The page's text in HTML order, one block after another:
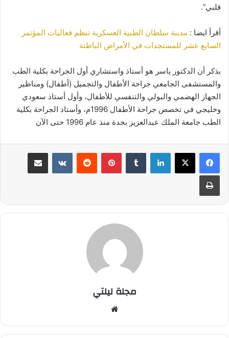
قلبي”.
أقرأ ايضا : مدينة سلطان الطبية العسكرية تنظم فعاليات المؤتمر
السابع عشر للمستجدات في الأمراض الباطنة
يذكر أن الدكتور ياسر هو أستاذ واستشاري أول الجراحة بكلية الطب
والمستشفى الجامعي جراحة الأطفال والتجميل (أطفال) ومناظير
الجهاز الهضمي والبولي والتنفسي للأطفال، وأول أستاذ سعودي
وخليجي في تخصص جراحة الأطفال 1996م، وأستاذ الجراحة بكلية
الطب جامعة الملك عبدالعزيز بجدة منذ عام 1996 حتى الآن
لينكدإن بينتيريست مشاركة عبر البريد
طباعة
مجلة ليلتي